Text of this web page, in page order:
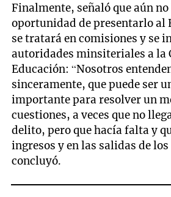
Finalmente, señaló que aún
oportunidad de presentarlo al
se tratará en comisiones y se
autoridades minsiteriales a la
Educación: “Nosotros
sinceramente, que puede ser
importante para resolver un
cuestiones, a veces que no
delito, pero que hacía falta y
ingresos y en las salidas de los
concluyó.